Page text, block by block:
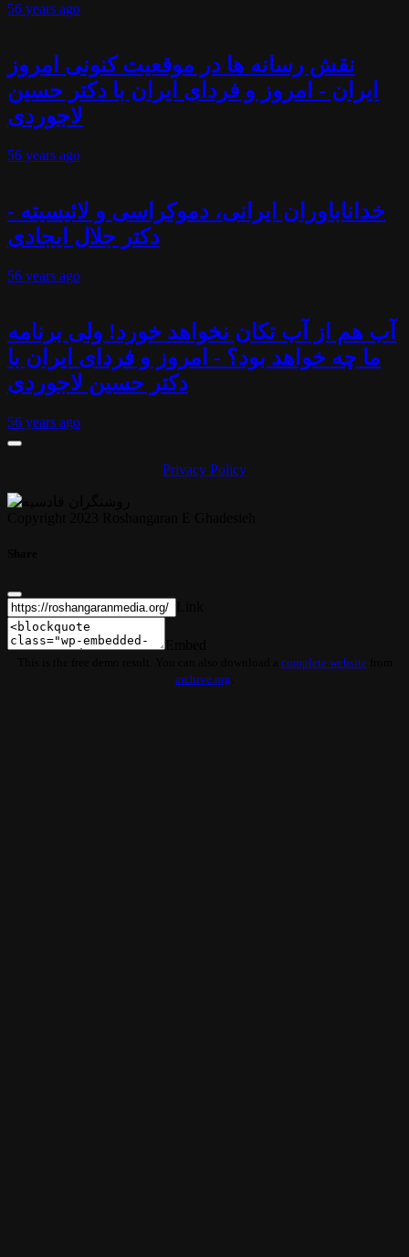
56 years ago
نقش رسانه ها در موقعیت کنونی امروز
ایران - امروز و فردای ایران با دکتر حسین
لاجوردی
56 years ago
خداناباوران ایرانی، دموکراسی و لائیسیته -
دکتر جلال ایجادی
56 years ago
آب هم از آب تکان نخواهد خورد! ولی برنامه
ما چه خواهد بود؟ - امروز و فردای ایران با
دکتر حسین لاجوردی
56 years ago
Privacy Policy
complete websitefrom
archive.org